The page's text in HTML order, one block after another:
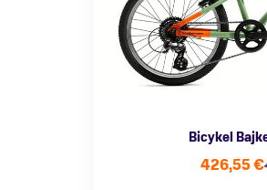
Bicykel
426,55 €